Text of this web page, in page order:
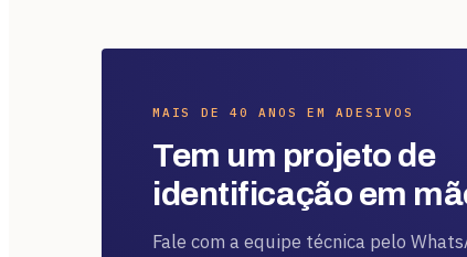
MAIS DE 40 ANOS EM ADESIVOS
Tem um projeto de
identificação em
Fale com a equipe técnica pelo